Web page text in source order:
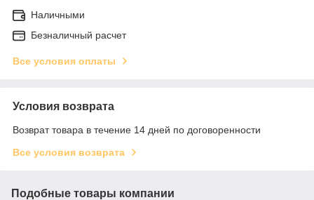
Наличными
Безналичный расчет
Все условия оплаты
Условия возврата
Возврат товара в течение 14 дней по договоренности
Все условия возврата
Подобные товары компании